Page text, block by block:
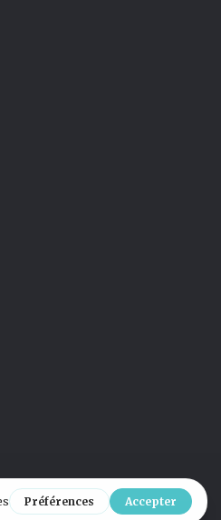
| Designed by #HELPYmedia